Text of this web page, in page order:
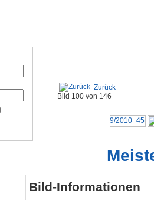
Zurück
Bild 100 von 146
Bild-Informationen